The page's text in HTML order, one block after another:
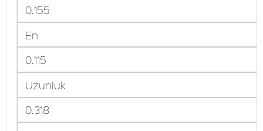
0.155
En
0.115
Uzunluk
0.318